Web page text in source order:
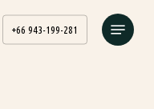
+66 943-199-281
Menu